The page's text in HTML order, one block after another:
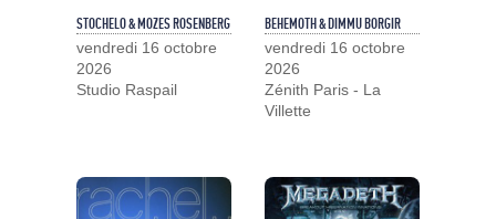
STOCHELO & MOZES ROSENBERG
vendredi 16 octobre
2026
Studio Raspail
BEHEMOTH & DIMMU BORGIR
vendredi 16 octobre
2026
Zénith Paris - La
Villette